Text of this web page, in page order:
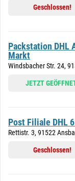
Geschlossen!
Packstation DHL
Markt
Windsbacher Str. 24,
JETZT
Post Filiale DHL
Rettistr. 3, 91522
Geschlossen!